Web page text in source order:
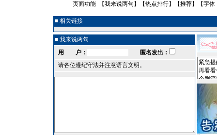
页面功能 【我来说两句 】【热点排行】【推荐】【字体
■ 相关链接
■ 我来说两句
用 户：
匿名发出：
请各位遵纪守法并注意语言文明。